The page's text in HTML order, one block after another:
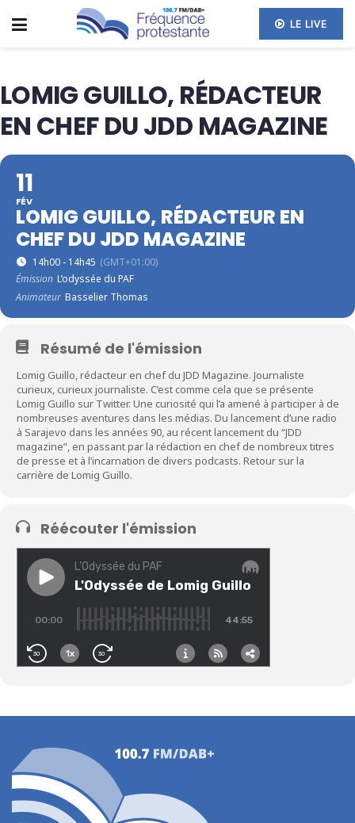
LE LIVE
LOMIG GUILLO, RÉDACTEUR
EN CHEF DU JDD MAGAZINE
11
FÉV
LOMIG GUILLO, RÉDACTEUR EN
CHEF DU JDD MAGAZINE
14h00 - 14h45 (GMT+01:00)
Émission L’odyssée du PAF
Animateur Basselier Thomas
Résumé de l'émission
Lomig Guillo, rédacteur en chef du JDD Magazine. Journaliste
curieux, curieux journaliste. C’est comme cela que se présente
Lomig Guillo sur Twitter. Une curiosité qui l’a amené à participer à de
nombreuses aventures dans les médias. Du lancement d’une radio
à Sarajevo dans les années 90, au récent lancement du “JDD
magazine”, en passant par la rédaction en chef de nombreux titres
de presse et à l’incarnation de divers podcasts. Retour sur la
carrière de Lomig Guillo.
Réécouter l'émission